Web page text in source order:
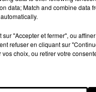
data; Match and combine data
"Accepter et fermer", ou
refuser en cliquant sur
choix, ou retirer votre